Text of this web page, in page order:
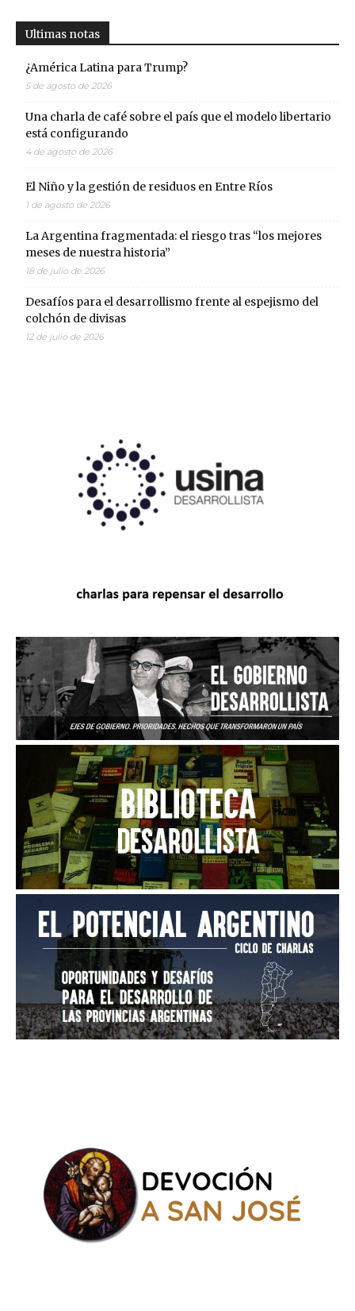
Ultimas notas
¿América Latina para Trump?
5 de agosto de 2026
Una charla de café sobre el país que el modelo libertario
está configurando
4 de agosto de 2026
El Niño y la gestión de residuos en Entre Ríos
1 de agosto de 2026
La Argentina fragmentada: el riesgo tras “los mejores
meses de nuestra historia”
18 de julio de 2026
Desafíos para el desarrollismo frente al espejismo del
colchón de divisas
12 de julio de 2026